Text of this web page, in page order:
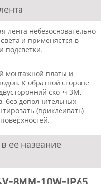
лента небезосновательно
и применяется в
подсветки.
монтажной платы и
К обратной стороне
скотч 3М,
без дополнительных
(приклеивать)
ее название